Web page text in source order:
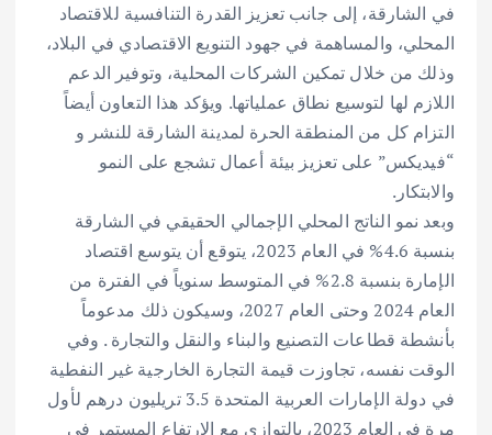
في الشارقة، إلى جانب تعزيز القدرة التنافسية للاقتصاد
المحلي، والمساهمة في جهود التنويع الاقتصادي في البلاد،
وذلك من خلال تمكين الشركات المحلية، وتوفير الدعم
اللازم لها لتوسيع نطاق عملياتها. ويؤكد هذا التعاون أيضاً
التزام كل من المنطقة الحرة لمدينة الشارقة للنشر و
“فيديكس” على تعزيز بيئة أعمال تشجع على النمو
والابتكار.
وبعد نمو الناتج المحلي الإجمالي الحقيقي في الشارقة
بنسبة 4.6% في العام 2023، يتوقع أن يتوسع اقتصاد
الإمارة بنسبة 2.8% في المتوسط سنوياً في الفترة من
العام 2024 وحتى العام 2027، وسيكون ذلك مدعوماً
بأنشطة قطاعات التصنيع والبناء والنقل والتجارة . وفي
الوقت نفسه، تجاوزت قيمة التجارة الخارجية غير النفطية
في دولة الإمارات العربية المتحدة 3.5 تريليون درهم لأول
مرة في العام 2023، بالتوازي مع الارتفاع المستمر في